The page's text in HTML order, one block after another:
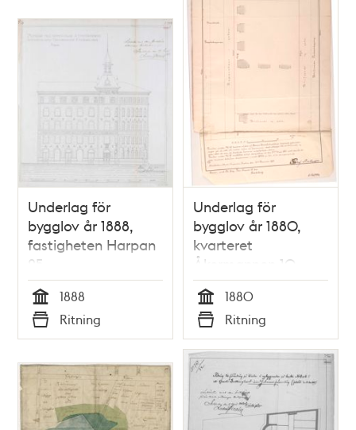
Underlag för
bygglov år 1888,
fastigheten Harpan
25
Tid
1888
Typ
Ritning
Underlag för
bygglov år 1880,
kvarteret
Åkermannen 10,
nuvarande kvarteret
Vårdtornet
Tid
1880
Typ
Ritning